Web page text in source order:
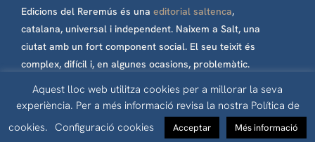
Edicions del Reremús és una editorial saltenca,
catalana, universal i independent. Naixem a Salt, una
ciutat amb un fort component social. El seu teixit és
complex, difícil i, en algunes ocasions, problemàtic.
futur. Per aquesta raó, els nostres llibres es
publiquen amb il·lusió, esperança i sense lligams
econòmics de cap tipus.
Aquest lloc web utilitza cookies per a millorar la seva
experiència. Per a més informació revisa la nostra Política de
cookies. Configuració cookies Acceptar Més informació